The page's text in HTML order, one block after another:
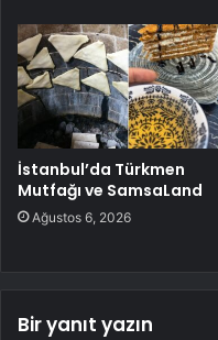
İstanbul’da Türkmen
Mutfağı ve SamsaLand
Ağustos 6, 2026
Bir yanıt yazın